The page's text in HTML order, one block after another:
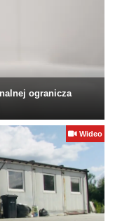
ogranicza
Wideo